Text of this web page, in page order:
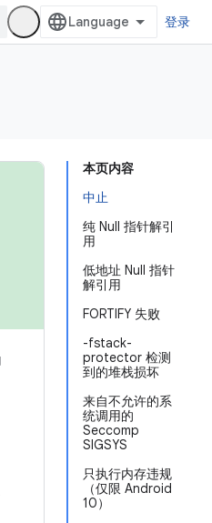
登录
本页内容
中止
纯 Null 指针解引
用
低地址 Null 指针
解引用
FORTIFY 失败
-fstack-
protector 检测
到的堆栈损坏
来自不允许的系
统调用的
Seccomp
SIGSYS
只执行内存违规
（仅限 Android
10）